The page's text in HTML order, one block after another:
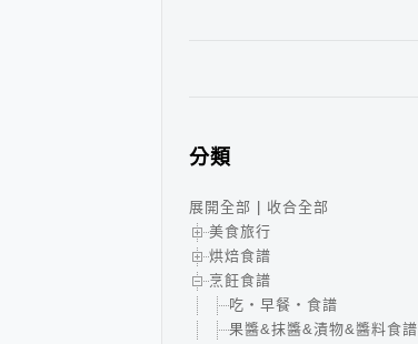
分類
展開全部
收合全部
美食旅行
烘焙食譜
烹飪食譜
吃‧早餐‧食譜
果醬&抹醬&漬物&醬料食譜